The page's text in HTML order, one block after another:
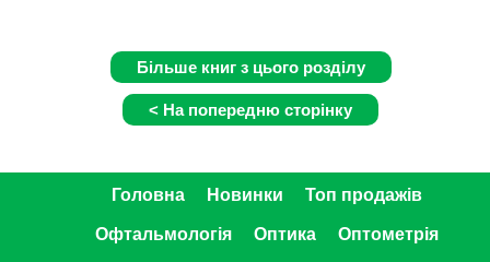
Головна Новинки Топ продажів
Офтальмологія Оптика Оптометрія